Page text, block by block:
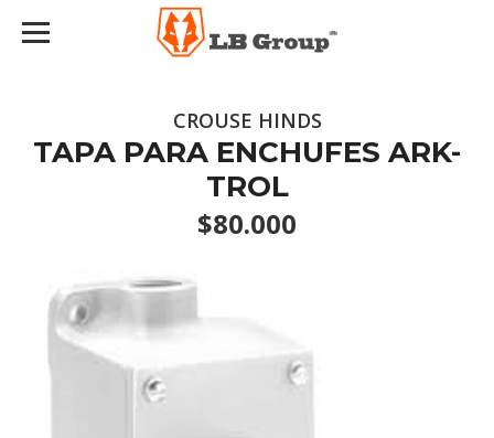
CROUSE HINDS
TAPA PARA ENCHUFES ARK-
TROL
$80.000